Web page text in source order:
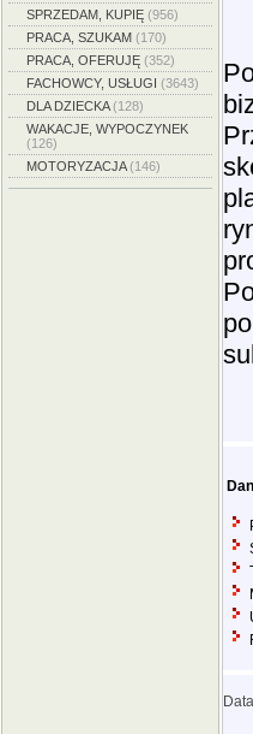
SPRZEDAM, KUPIĘ (956)
PRACA, SZUKAM (170)
PRACA, OFERUJĘ (352)
FACHOWCY, USŁUGI (3643)
DLA DZIECKA(128)
WAKACJE, WYPOCZYNEK
(126)
MOTORYZACJA(146)